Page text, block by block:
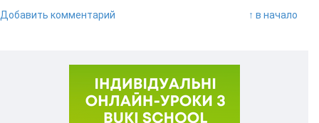
Добавить комментарий ↑ в начало